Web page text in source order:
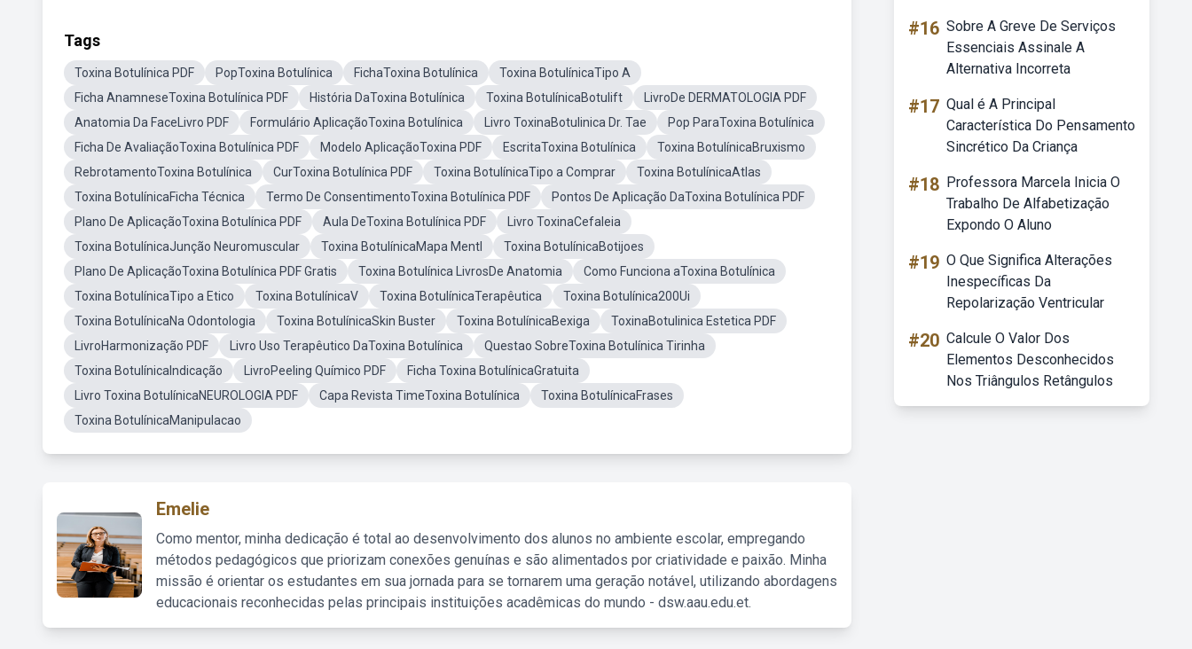
Tags
Toxina Botulínica PDF PopToxina Botulínica FichaToxina Botulínica
Toxina BotulínicaTipo A
Ficha AnamneseToxina Botulínica PDF
História DaToxina Botulínica Toxina BotulínicaBotulift
LivroDe DERMATOLOGIA PDF
Anatomia Da FaceLivro PDF
Formulário AplicaçãoToxina Botulínica Livro ToxinaBotulinica Dr. Tae
Pop ParaToxina Botulínica
Ficha De AvaliaçãoToxina Botulínica PDF
Modelo AplicaçãoToxina PDF EscritaToxina Botulínica
Toxina BotulínicaBruxismo
RebrotamentoToxina Botulínica
CurToxina Botulínica PDF Toxina BotulínicaTipo a Comprar
Toxina BotulínicaAtlas
Toxina BotulínicaFicha Técnica
Termo De ConsentimentoToxina Botulínica PDF
Pontos De Aplicação DaToxina Botulínica PDF
Plano De AplicaçãoToxina Botulínica PDF
Aula DeToxina Botulínica PDF
Livro ToxinaCefaleia
Toxina BotulínicaJunção Neuromuscular
Toxina BotulínicaMapa Mentl
Toxina BotulínicaBotijoes
Plano De AplicaçãoToxina Botulínica PDF Gratis
Toxina Botulínica LivrosDe Anatomia
Como Funciona aToxina Botulínica
Toxina BotulínicaTipo a Etico
Toxina BotulínicaV Toxina BotulínicaTerapêutica
Toxina Botulínica200Ui
Toxina BotulínicaNa Odontologia
Toxina BotulínicaSkin Buster Toxina BotulínicaBexiga
ToxinaBotulinica Estetica PDF
LivroHarmonização PDF
Livro Uso Terapêutico DaToxina Botulínica
Questao SobreToxina Botulínica Tirinha
Toxina BotulínicaIndicação
LivroPeeling Químico PDF
Ficha Toxina BotulínicaGratuita
Livro Toxina BotulínicaNEUROLOGIA PDF
Capa Revista TimeToxina Botulínica
Toxina BotulínicaFrases
Toxina BotulínicaManipulacao
Emelie
Como mentor, minha dedicação é total ao desenvolvimento dos alunos no ambiente escolar, empregando
métodos pedagógicos que priorizam conexões genuínas e são alimentados por criatividade e paixão. Minha
missão é orientar os estudantes em sua jornada para se tornarem uma geração notável, utilizando abordagens
educacionais reconhecidas pelas principais instituições acadêmicas do mundo - dsw.aau.edu.et.
#16 Sobre A Greve De Serviços
Essenciais Assinale A
Alternativa Incorreta
#17 Qual é A Principal
Característica Do Pensamento
Sincrético Da Criança
#18 Professora Marcela Inicia O
Trabalho De Alfabetização
Expondo O Aluno
#19 O Que Significa Alterações
Inespecíficas Da
Repolarização Ventricular
#20 Calcule O Valor Dos
Elementos Desconhecidos
Nos Triângulos Retângulos